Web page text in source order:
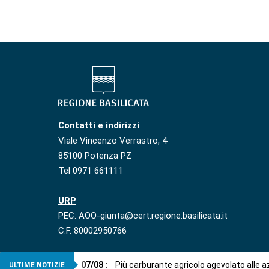
Contatti e indirizzi
Viale Vincenzo Verrastro, 4
85100 Potenza PZ
Tel 0971 661111
URP
PEC: AOO-giunta@cert.regione.basilicata.it
C.F. 80002950766
ULTIME NOTIZIE 07/08 : Più carburante agricolo agevolato alle